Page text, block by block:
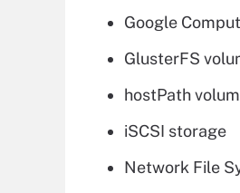
Google
GlusterFS
hostPath
iSCSI storage
Network File